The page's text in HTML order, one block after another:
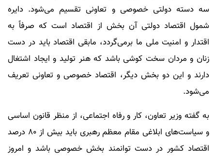
سه دسته دولتی خصوصی و تعاونی تقسیم می‌شود. دایره
شمول اقتصاد دولتی آن بخش از اقتصاد است که صرفاً به
اقتدار و امنیت ملی ما برمی‌گردد، مابقی اقتصاد باید در دست
زنان و مردان سخت کوشی باشد که هنر تولید و ایجاد اشتغال
دارند و این دو بخش دیگر، اقتصاد خصوصی و تعاونی تعریف
می‌شود.
به گفته وزیر تعاون، کار و رفاه اجتماعی، از منظر قانون اساسی
و سیاست‌های ابلاغی مقام معظم رهبری باید بیش از ۸۰ درصد
اقتصاد کشور در دست توانمند بخش خصوصی باشد و امروز